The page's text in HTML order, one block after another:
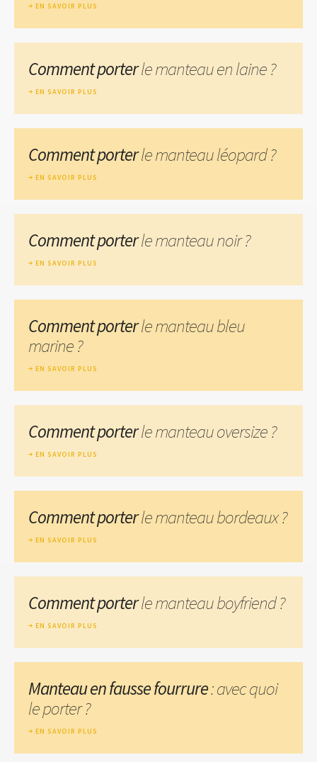
EN SAVOIR PLUS
Comment porterle manteau en laine ?
EN SAVOIR PLUS
Comment porterle manteau léopard ?
EN SAVOIR PLUS
Comment porterle manteau noir ?
EN SAVOIR PLUS
Comment porterle manteau bleu
marine ?
EN SAVOIR PLUS
Comment porterle manteau oversize ?
EN SAVOIR PLUS
Comment porterle manteau bordeaux ?
EN SAVOIR PLUS
Comment porterle manteau boyfriend ?
EN SAVOIR PLUS
Manteau en fausse fourrure: avec quoi
le porter ?
EN SAVOIR PLUS